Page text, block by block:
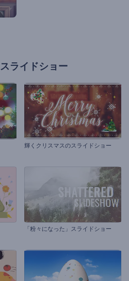
スライドショー
輝くクリスマスのスライドショー
「粉々になった」スライドショー